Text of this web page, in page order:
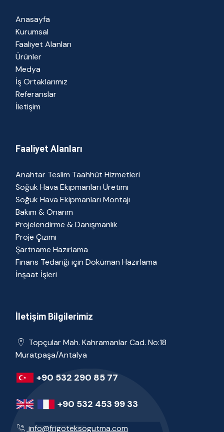
Anasayfa
Kurumsal
Faaliyet Alanları
Ürünler
Medya
İş Ortaklarımız
Referanslar
İletişim
Faaliyet Alanları
Anahtar Teslim Taahhüt Hizmetleri
Soğuk Hava Ekipmanları Üretimi
Soğuk Hava Ekipmanları Montajı
Bakım & Onarım
Projelendirme & Danışmanlık
Proje Çizimi
Şartname Hazırlama
Finans Tedariği için Doküman Hazırlama
İnşaat İşleri
İletişim Bilgilerimiz
Topçular Mah. Kahramanlar Cad. No:18
Muratpaşa/Antalya
+90 532 290 85 77
+90 532 453 99 33
info@frigoteksogutma.com